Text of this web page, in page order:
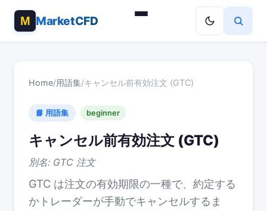
MarketCFD
Home/用語集/キャンセル前有効注文 (GTC)
📘 用語集 beginner
キャンセル前有効注文 (GTC)
別名: GTC 注文
GTC は注文の有効期限の一種で、約定する
かトレーダーが手動でキャンセルするま